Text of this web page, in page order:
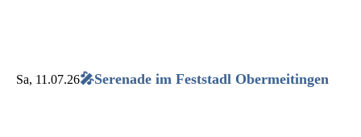
Sa, 11.07.26🎤Serenade im Feststadl Obermeitingen